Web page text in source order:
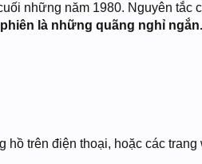
những năm 1980. Nguyên tắc
là những quãng nghỉ ngắn.
hồ trên điện thoại, hoặc các